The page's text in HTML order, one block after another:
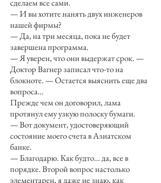
сделаем все сами.
— И вы хотите нанять двух инженеров
нашей фирмы?
— Да, на три месяца, пока не будет
завершена программа.
— Я уверен, что они выдержат срок. —
Доктор Вагнер записал что-то на
блокноте. — Остается выяснить еще два
вопроса…
Прежде чем он договорил, лама
протянул ему узкую полоску бумаги.
— Вот документ, удостоверяющий
состояние моего счета в Азиатском
банке.
— Благодарю. Как будто… да, все в
порядке. Второй вопрос настолько
элементарен, я даже не знаю, как